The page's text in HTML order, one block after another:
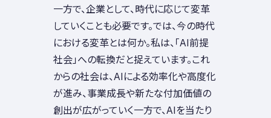
一方で、企業として、時代に応じて変革
していくことも必要です。では、今の時代
における変革とは何か。私は、「AI前提
社会」への転換だと捉えています。これ
からの社会は、AIによる効率化や高度化
が進み、事業成長や新たな付加価値の
創出が広がっていく一方で、AIを当たり